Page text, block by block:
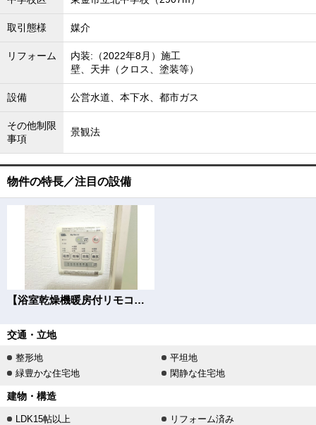
取引態様 媒介
リフォーム
内装:（2022年8月）施工
壁、天井（クロス、塗装等）
設備 公営水道、本下水、都市ガス
その他制限
事項
景観法
物件の特長／注目の設備
【浴室乾燥機暖房付リモコン】
交通・立地
整形地
平坦地
緑豊かな住宅地
閑静な住宅地
建物・構造
LDK15帖以上
リフォーム済み